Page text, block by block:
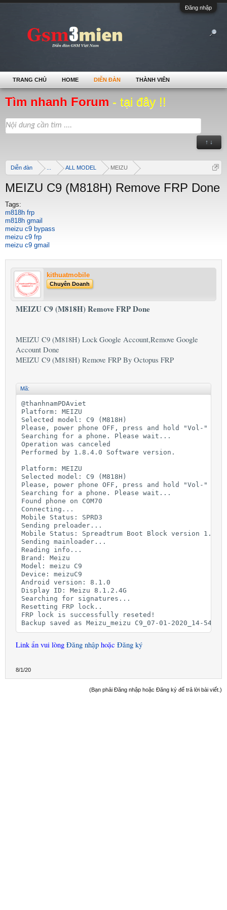
Đăng nhập
Tìm nhanh Forum - tại đây !!
↑ ↓
Diễn đàn ALL MODEL MEIZU
MEIZU C9 (M818H) Remove FRP Done
Tags:
m818h frp
m818h gmail
meizu c9 bypass
meizu c9 frp
meizu c9 gmail
kithuatmobile
Chuyên Doanh
MEIZU C9 (M818H) Remove FRP Done
MEIZU C9 (M818H) Lock Google Account,Remove Google
Account Done
MEIZU C9 (M818H) Remove FRP By Octopus FRP
Mã:
@thanhnamPDAviet
Platform: MEIZU
Selected model: C9 (M818H)
Please, power phone OFF, press and hold "Vol-"
Searching for a phone. Please wait...
Operation was canceled
Performed by 1.8.4.0 Software version.
Platform: MEIZU
Selected model: C9 (M818H)
Please, power phone OFF, press and hold "Vol-"
Searching for a phone. Please wait...
Found phone on COM70
Connecting...
Mobile Status: SPRD3
Sending preloader...
Mobile Status: Spreadtrum Boot Block version 1.1
Sending mainloader...
Reading info...
Brand: Meizu
Model: meizu C9
Device: meizuC9
Android version: 8.1.0
Display ID: Meizu 8.1.2.4G
Searching for signatures...
Resetting FRP lock..
FRP lock is successfully reseted!
Backup saved as Meizu_meizu C9_07-01-2020_14-54-
Link ẩn vui lòng Đăng nhập hoặc Đăng ký
8/1/20
(Bạn phải Đăng nhập hoặc Đăng ký để trả lời bài viết.)
TRANG CHỦ HOME DIỄN ĐÀN THÀNH VIÊN